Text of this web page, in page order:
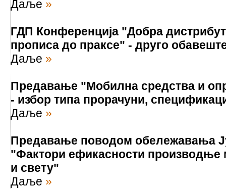
Даље »
ГДП Конференција "Добра
прописа до праксе" - друго
Даље »
Предавање "Мобилна средства и
- избор типа прорачуни,
Даље »
Предавање поводом обележавања
"Фактори ефикасности производње
и свету"
Даље »